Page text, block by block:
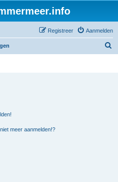
Aanmelden
Registreer
meer aanmelden!?